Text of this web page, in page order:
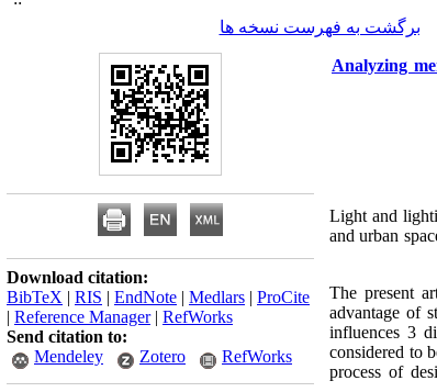
برگشت به فهرست نسخه ها
Analyzing
Light and
and urban
The present
advantage of
influences 3
considered to
process of
Download citation:
BibTeX | RIS | EndNote | Medlars | ProCite
| Reference Manager| RefWorks
Send citation to:
Mendeley
Zotero RefWorks